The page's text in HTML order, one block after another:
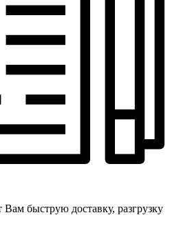
быструю доставку, разгрузку